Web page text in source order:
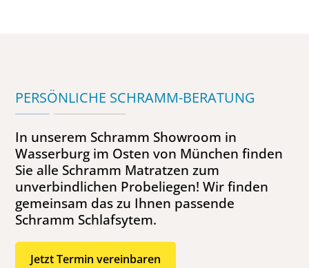
PERSÖNLICHE SCHRAMM-BERATUNG
In unserem Schramm Showroom in
Wasserburg im Osten von München finden
Sie alle Schramm Matratzen zum
unverbindlichen Probeliegen! Wir finden
gemeinsam das zu Ihnen passende
Schramm Schlafsytem.
Jetzt Termin vereinbaren